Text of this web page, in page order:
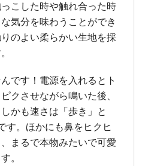
こした時や触れ合った時
気分を味わうことができ
のよい柔らかい生地を採
です！電源を入れるとト
クさせながら鳴いた後、
かも速さは「歩き」と
す。ほかにも鼻をヒクヒ
まるで本物みたいで可愛
。